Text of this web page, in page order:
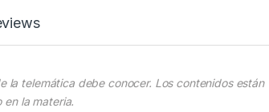
la telemática debe conocer. Los contenidos están
la materia.